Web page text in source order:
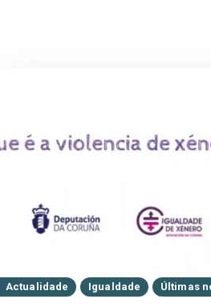
Actualidade Igualdade Últimas